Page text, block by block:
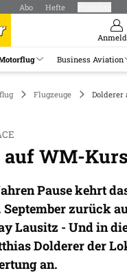
Abo Hefte
Business Aviation
Flugzeuge Dolderer
auf WM-Kurs
Pause kehrt
September zurück
Lausitz - Und in
Dolderer der
an.